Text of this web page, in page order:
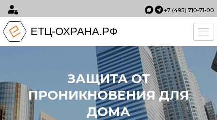
+7 (495) 710-71-00
ЕТЦ-ОХРАНА.РФ
ЗАЩИТА ОТ
ПРОНИКНОВЕНИЯ ДЛЯ
ДОМА